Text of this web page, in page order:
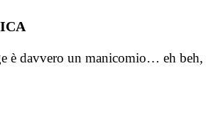
è davvero un manicomio… eh